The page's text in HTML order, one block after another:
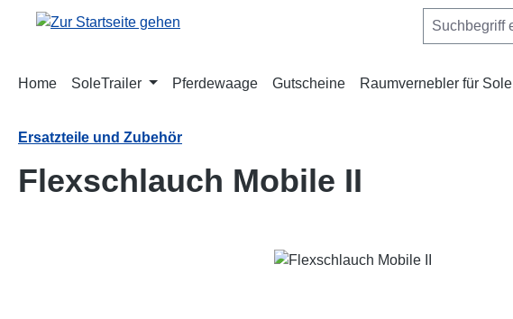
Hauptinhalt springen
Zur Suche springen
Zur Hauptnavigation springen
Home SoleTrailer Pferdewaage Gutscheine Raumvernebler für Sole
Ersatzteile und Zubehör
Flexschlauch Mobile II